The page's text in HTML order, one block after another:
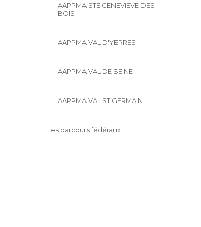
AAPPMA STE GENEVIEVE DES
BOIS
AAPPMA VAL D'YERRES
AAPPMA VAL DE SEINE
AAPPMA VAL ST GERMAIN
Les parcours fédéraux